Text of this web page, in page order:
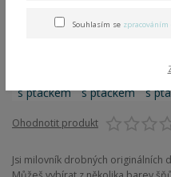
Ohodnotit produkt
Jsi milovník drobných
Souhlasím se